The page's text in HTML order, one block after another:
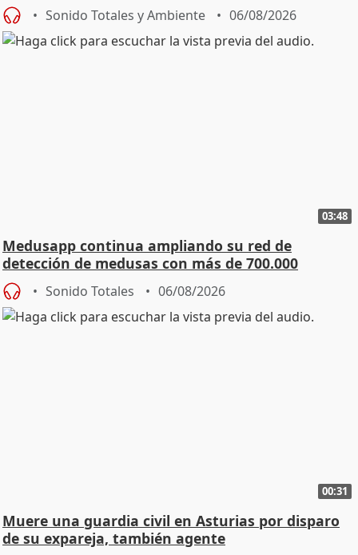
colaborativo
Sonido Totales y Ambiente 06/08/2026
03:48
Medusapp continua ampliando su red de
detección de medusas con más de 700.000
descargas
Sonido Totales 06/08/2026
00:31
Muere una guardia civil en Asturias por disparo
de su expareja, también agente